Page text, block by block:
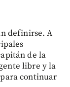
definirse. A
de la
libre y la
continuar